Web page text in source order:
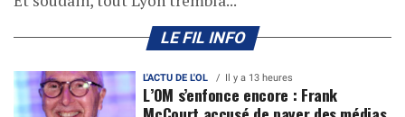
LE FIL INFO
L'ACTU DE L'OL Il y a 13 heures
L’OM s’enfonce encore : Frank